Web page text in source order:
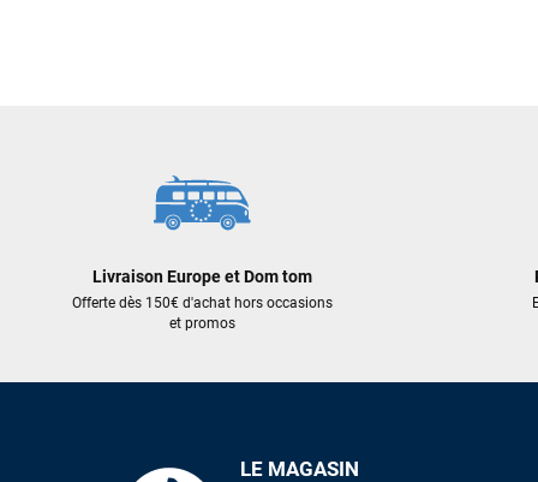
Livraison Europe et Dom tom
Offerte dès 150€ d'achat hors occasions
et promos
LE MAGASIN